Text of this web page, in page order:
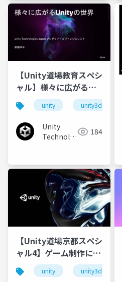
【Unity道場教育スペシ
ャル】様々に広がる
Unityの世界
unity unity3d
Unity
Technologies 184
【Unity道場京都スペシ
ャル4】ゲーム制作にお
ける機械学習のお手軽
活用法
unity unity3d